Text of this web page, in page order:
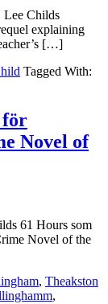
Lee Childs
explaining
[…]
Tagged With:
för
Novel of
61 Hours som
Novel of the
, Theakston
,